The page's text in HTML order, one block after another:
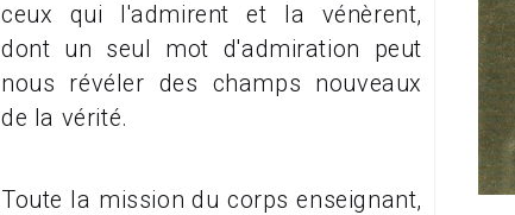
ceux qui l'admirent et la vénèrent,
dont un seul mot d'admiration peut
nous révéler des champs nouveaux
de la vérité.
Toute la mission du corps enseignant,